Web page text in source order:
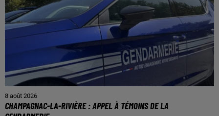
8 août 2026
CHAMPAGNAC-LA-RIVIÈRE : APPEL À TÉMOINS DE LA